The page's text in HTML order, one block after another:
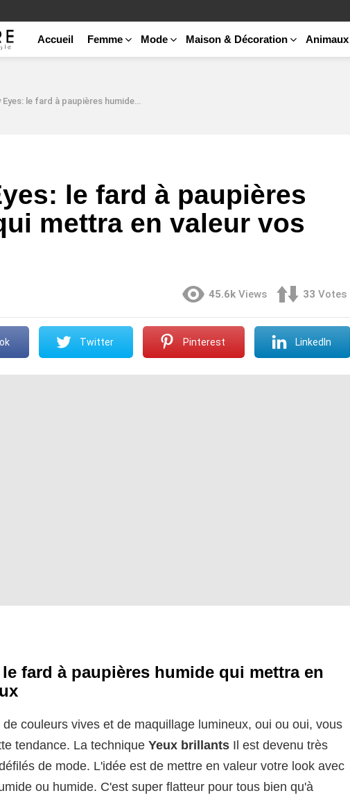
Accueil Femme Mode Maison & Décoration Animaux
le fard à paupières humide qui mettra en valeur vos yeux
le fard à paupières
mettra en valeur vos
45.6k Views 33 Votes
Twitter Pinterest LinkedIn
fard à paupières humide qui mettra en
couleurs vives et de maquillage lumineux, oui ou oui, vous
tendance. La technique Yeux brillants Il est devenu très
de mode. L'idée est de mettre en valeur votre look avec
ou humide. C'est super flatteur pour tous bien qu'à